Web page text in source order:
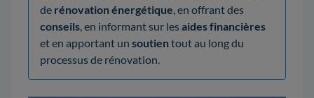
de rénovation énergétique , en offrant des
conseils , en informant sur lesaides financières
et en apportant un soutientout au long du
processus de rénovation.